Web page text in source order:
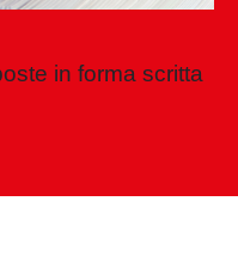
in forma scritta